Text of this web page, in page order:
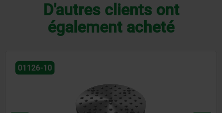
D'autres clients ont
également acheté